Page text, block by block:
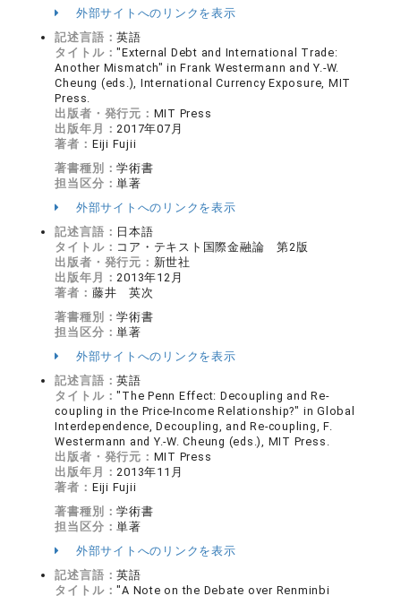
外部サイトへのリンクを表示
記述言語：英語
タイトル："External Debt and International Trade:
Another Mismatch" in Frank Westermann and Y.-W.
Cheung (eds.), International Currency Exposure, MIT
Press.
出版者・発行元： MIT Press
出版年月：2017年07月
著者： Eiji Fujii
著書種別：学術書
担当区分：単著
外部サイトへのリンクを表示
記述言語： 日本語
タイトル： コア・テキスト国際金融論 第2版
出版者・発行元： 新世社
出版年月：2013年12月
著者： 藤井 英次
著書種別：学術書
担当区分：単著
外部サイトへのリンクを表示
記述言語：英語
タイトル："The Penn Effect: Decoupling and Re-
coupling in the Price-Income Relationship?" in Global
Interdependence, Decoupling, and Re-coupling, F.
Westermann and Y.-W. Cheung (eds.), MIT Press.
出版者・発行元： MIT Press
出版年月：2013年11月
著者： Eiji Fujii
著書種別：学術書
担当区分：単著
外部サイトへのリンクを表示
記述言語：英語
タイトル："A Note on the Debate over Renminbi